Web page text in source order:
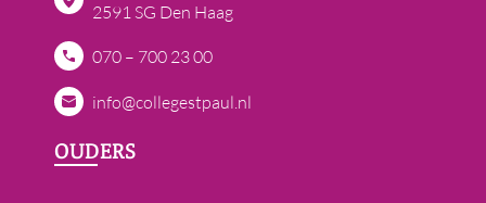
2591 SG Den Haag
070 – 700 23 00
info@collegestpaul.nl
OUDERS